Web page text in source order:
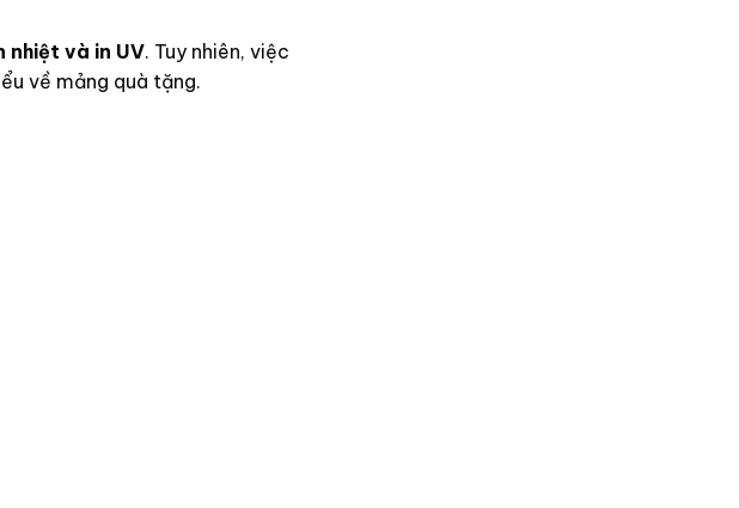
nhiệt và in UV. Tuy nhiên, việc
về mảng quà tặng.